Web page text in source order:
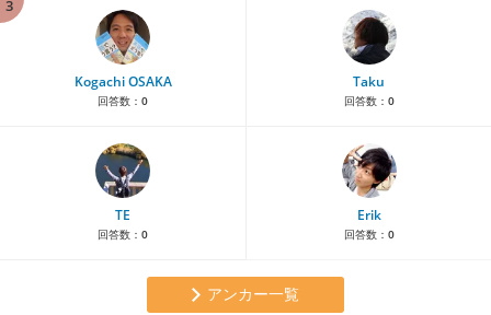
3
Kogachi OSAKA
回答数： 0
Taku
回答数： 0
TE
回答数： 0
Erik
回答数： 0
アンカー一覧